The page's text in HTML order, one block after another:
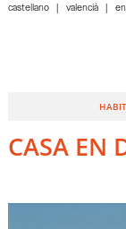
castellano valencià
CASA EN